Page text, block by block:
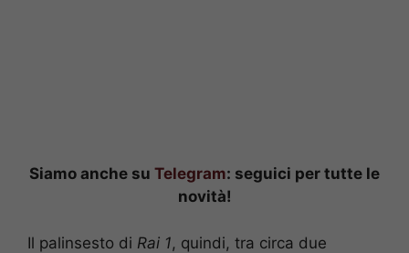
Siamo anche su Telegram: seguici per tutte le
novità!
Il palinsesto di Rai 1, quindi, tra circa due